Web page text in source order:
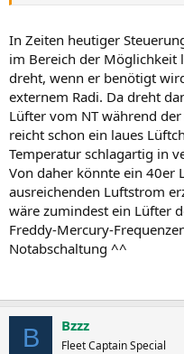
In Zeiten heutiger
im Bereich der Möglichkeit
dreht, wenn er benötigt
externem Radi. Da dreht
Lüfter vom NT während
reicht schon ein laues
Temperatur schlagartig in
Von daher könnte ein 40er
ausreichenden Luftstrom
wäre zumindest ein Lüfter
Freddy-Mercury-
Notabschaltung ^^
B Bzzz
Fleet Captain Special